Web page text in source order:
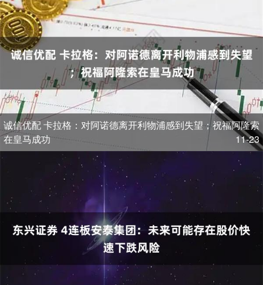
诚信优配 卡拉格：对阿诺德离开利物浦感到失望；祝福阿隆索
在皇马成功
11-23